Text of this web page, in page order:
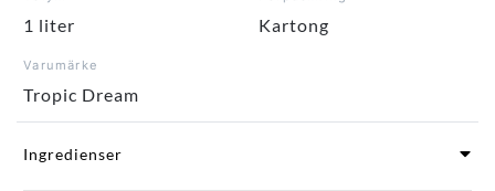
1 liter Kartong
Varumärke
Tropic Dream
Ingredienser